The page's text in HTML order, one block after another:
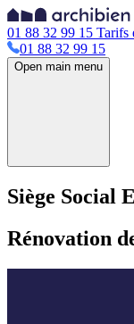
01 88 32 99 15 Tarifs
01 88 32 99 15
Open main menu
Siège Social
Rénovation